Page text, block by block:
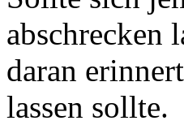
abschrecken
daran
lassen sollte.